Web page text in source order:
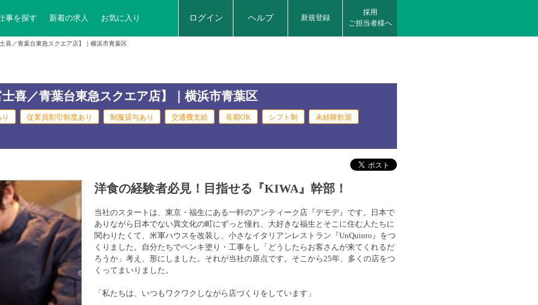
事を探す 新着の求人 お気に入り ログイン ヘルプ 新規登録
採用
ご担当者様へ
喜／青葉台東急スクエア店】｜横浜市青葉区
喜／青葉台東急スクエア店】｜横浜市青葉区
従業員割引制度あり 制服貸与あり 交通費支給 長期OK シフト制 未経験歓迎
洋食の経験者必見！目指せる『KIWA』幹部！
当社のスタートは、東京・福生にある一軒のアンティーク店『デモデ』です。日本で
ありながら日本でない異文化の町にずっと憧れ、大好きな福生とそこに住む人たちに
関わりたくて、米軍ハウスを改装し、小さなイタリアンレストラン『UnQuinto』をつ
くりました。自分たちでペンキ塗り・工事をし「どうしたらお客さんが来てくれるだ
ろうか」考え、形にしました。それが当社の原点です。そこから25年、多くの店をつ
くってまいりました。
「私たちは、いつもワクワクしながら店づくりをしています」